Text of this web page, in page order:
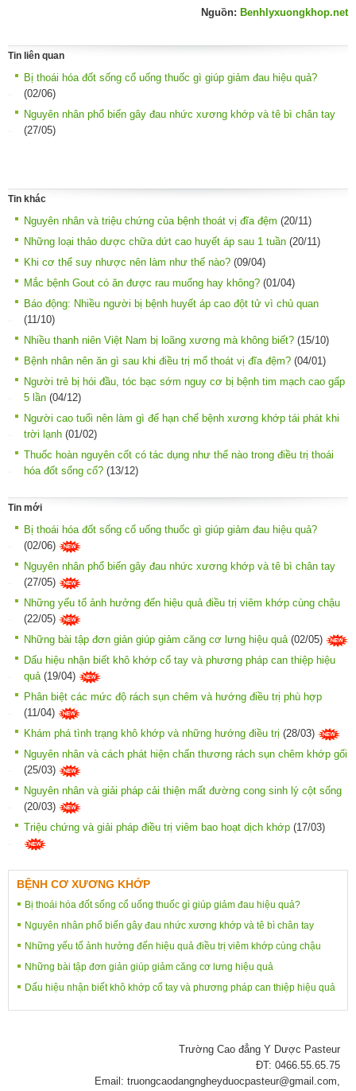
Nguồn: Benhlyxuongkhop.net
Tin liên quan
Bị thoái hóa đốt sống cổ uống thuốc gì giúp giảm đau hiệu quả?
(02/06)
Nguyên nhân phổ biến gây đau nhức xương khớp và tê bì chân tay
(27/05)
Tin khác
Nguyên nhân và triệu chứng của bệnh thoát vị đĩa đệm (20/11)
Những loại thảo dược chữa dứt cao huyết áp sau 1 tuần (20/11)
Khi cơ thể suy nhược nên làm như thế nào? (09/04)
Mắc bệnh Gout có ăn được rau muống hay không? (01/04)
Báo động: Nhiều người bị bệnh huyết áp cao đột tử vì chủ quan
(11/10)
Nhiều thanh niên Việt Nam bị loãng xương mà không biết? (15/10)
Bệnh nhân nên ăn gì sau khi điều trị mổ thoát vị đĩa đệm? (04/01)
Người trẻ bị hói đầu, tóc bạc sớm nguy cơ bị bệnh tim mạch cao gấp
5 lần (04/12)
Người cao tuổi nên làm gì để hạn chế bệnh xương khớp tái phát khi
trời lạnh (01/02)
Thuốc hoàn nguyên cốt có tác dụng như thế nào trong điều trị thoái
hóa đốt sống cổ? (13/12)
Tin mới
Bị thoái hóa đốt sống cổ uống thuốc gì giúp giảm đau hiệu quả?
(02/06)
Nguyên nhân phổ biến gây đau nhức xương khớp và tê bì chân tay
(27/05)
Những yếu tố ảnh hưởng đến hiệu quả điều trị viêm khớp cùng chậu
(22/05)
Những bài tập đơn giản giúp giảm căng cơ lưng hiệu quả(02/05)
Dấu hiệu nhận biết khô khớp cổ tay và phương pháp can thiệp hiệu
quả(19/04)
Phân biệt các mức độ rách sụn chêm và hướng điều trị phù hợp
(11/04)
Khám phá tình trạng khô khớp và những hướng điều trị (28/03)
Nguyên nhân và cách phát hiện chấn thương rách sụn chêm khớp gối
(25/03)
Nguyên nhân và giải pháp cải thiện mất đường cong sinh lý cột sống
(20/03)
Triệu chứng và giải pháp điều trị viêm bao hoạt dịch khớp (17/03)
BỆNH CƠ XƯƠNG KHỚP
Bị thoái hóa đốt sống cổ uống thuốc gì giúp giảm đau hiệu quả?
Nguyên nhân phổ biến gây đau nhức xương khớp và tê bì chân tay
Những yếu tố ảnh hưởng đến hiệu quả điều trị viêm khớp cùng chậu
Những bài tập đơn giản giúp giảm căng cơ lưng hiệu quả
Dấu hiệu nhận biết khô khớp cổ tay và phương pháp can thiệp hiệu quả
Trường Cao đẳng Y Dược Pasteur
ĐT: 0466.55.65.75
Email: truongcaodangngheyduocpasteur@gmail.com,